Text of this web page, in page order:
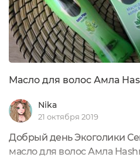
Масло для волос Амла
Nika
21 октября 2019
Добрый день Экоголики
масло для волос Амла